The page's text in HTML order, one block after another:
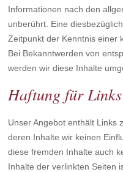
Informationen nach den
unberührt. Eine
Zeitpunkt der Kenntnis einer
Bei Bekanntwerden von
werden wir diese Inhalte
Haftung für Links
Unser Angebot enthält Links
deren Inhalte wir keinen
diese fremden Inhalte auch
Inhalte der verlinkten Seiten